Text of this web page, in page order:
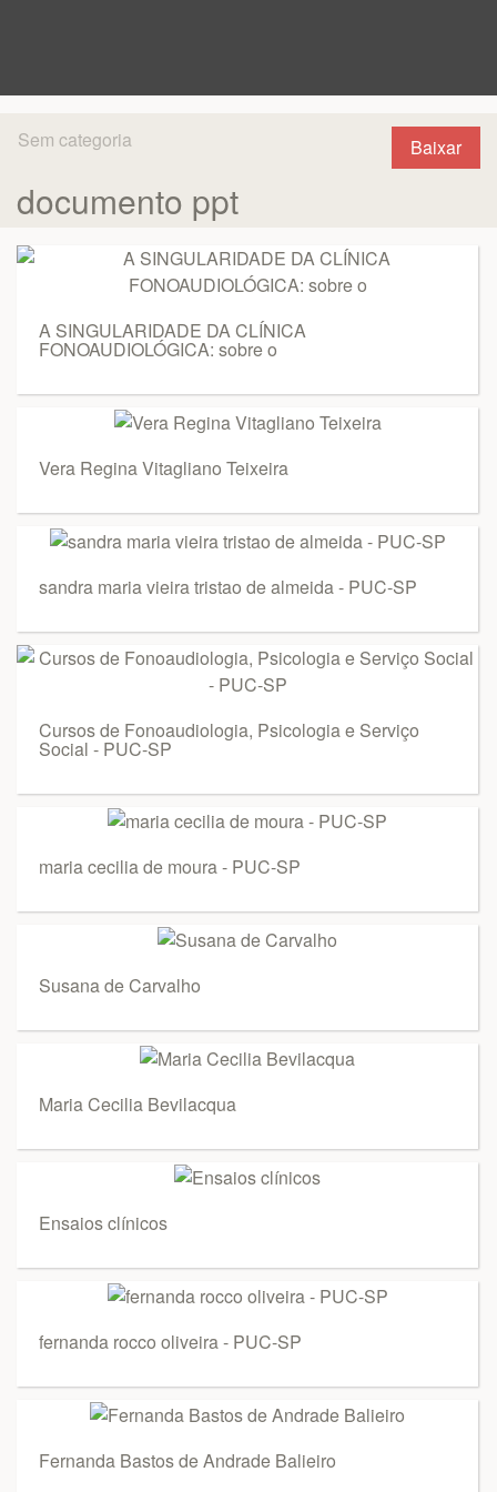
Baixar
Sem categoria
documento ppt
A SINGULARIDADE DA CLÍNICA
FONOAUDIOLÓGICA: sobre o
Vera Regina Vitagliano Teixeira
sandra maria vieira tristao de almeida - PUC-SP
Cursos de Fonoaudiologia, Psicologia e Serviço
Social - PUC-SP
maria cecilia de moura - PUC-SP
Susana de Carvalho
Maria Cecilia Bevilacqua
Ensaios clínicos
fernanda rocco oliveira - PUC-SP
Fernanda Bastos de Andrade Balieiro